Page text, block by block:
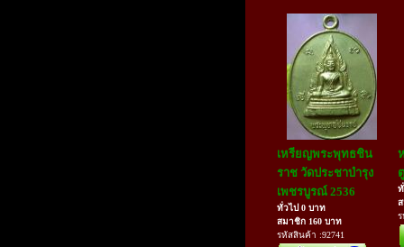
เหรียญพระพุทธชิน
ราช วัดประชาบำรุง
เพชรบูรณ์ 2536
ทั่วไป 0 บาท
สมาชิก 160 บาท
รหัสสินค้า :92741